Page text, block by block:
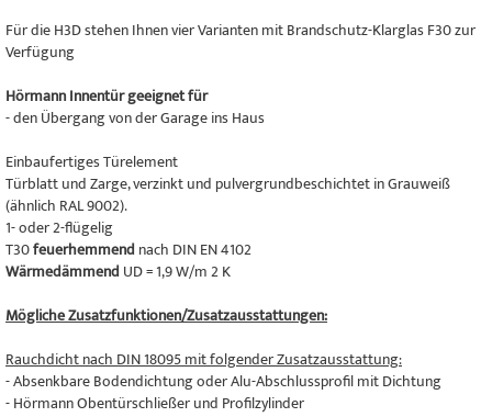
Für die H3D stehen Ihnen vier Varianten mit Brandschutz-Klarglas F30 zur
Verfügung
Hörmann Innentür geeignet für
- den Übergang von der Garage ins Haus
Einbaufertiges Türelement
Türblatt und Zarge, verzinkt und pulvergrundbeschichtet in Grauweiß
(ähnlich RAL 9002).
1- oder 2-flügelig
T30feuerhemmend nach DIN EN 4102
Wärmedämmend UD = 1,9 W/m 2 K
Mögliche Zusatzfunktionen/Zusatzausstattungen:
Rauchdicht nach DIN 18095 mit folgender Zusatzausstattung:
- Absenkbare Bodendichtung oder Alu-Abschlussprofil mit Dichtung
- Hörmann Obentürschließer und Profilzylinder